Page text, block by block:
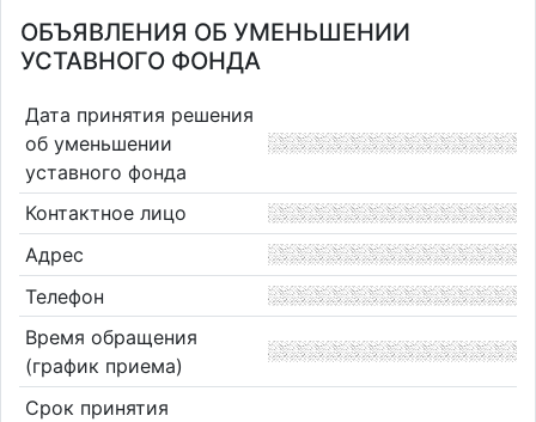
ОБЪЯВЛЕНИЯ ОБ УМЕНЬШЕНИИ
УСТАВНОГО ФОНДА
Дата принятия решения
об уменьшении
уставного фонда
Контактное лицо
Адрес
Телефон
Время обращения
(график приема)
Срок принятия